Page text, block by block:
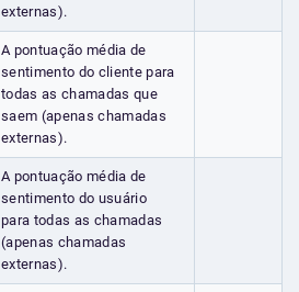
externas).
A pontuação média de
sentimento do cliente para
todas as chamadas que
saem (apenas chamadas
externas).
A pontuação média de
sentimento do usuário
para todas as chamadas
(apenas chamadas
externas).